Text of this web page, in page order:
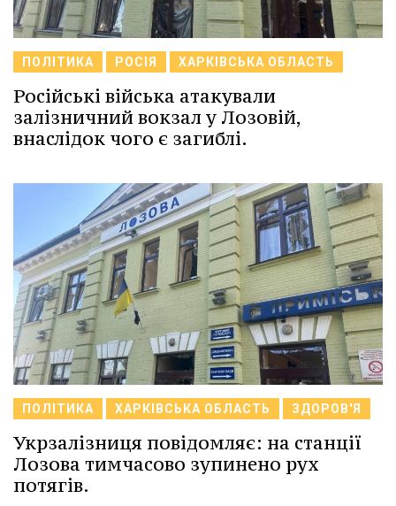
ПОЛІТИКА РОСІЯ ХАРКІВСЬКА ОБЛАСТЬ
Російські війська атакували
залізничний вокзал у Лозовій,
внаслідок чого є загиблі.
ПОЛІТИКА ХАРКІВСЬКА ОБЛАСТЬ ЗДОРОВ'Я
Укрзалізниця повідомляє: на станції
Лозова тимчасово зупинено рух
потягів.